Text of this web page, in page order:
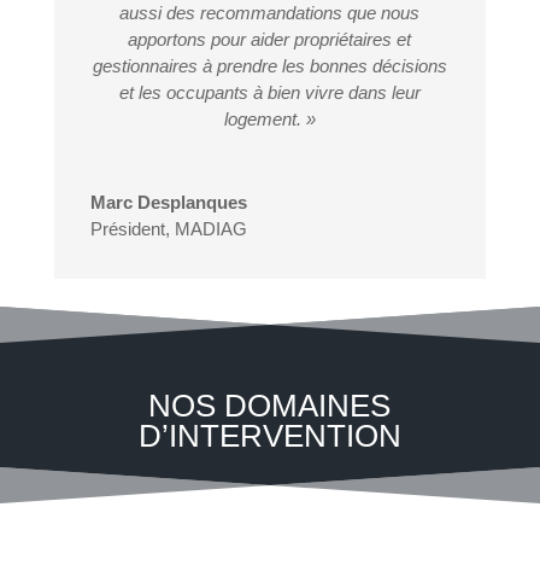
aussi des recommandations que nous
apportons pour aider propriétaires et
gestionnaires à prendre les bonnes décisions
et les occupants à bien vivre dans leur
logement. »
Marc Desplanques
Président, MADIAG
NOS DOMAINES
D’INTERVENTION